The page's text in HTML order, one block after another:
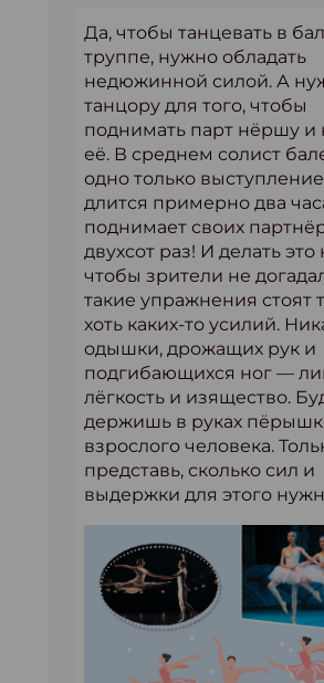
Да, чтобы танцевать в
труппе, нужно обладать
недюжинной силой. А
танцору для того, чтобы
поднимать парт нёршу и
её. В среднем солист
одно только
длится примерно два
поднимает своих
двухсот раз! И делать это
чтобы зрители не
такие упражнения стоят
хоть каких-то усилий.
одышки, дрожащих рук и
подгибающихся ног —
лёгкость и изящество.
держишь в руках
взрослого человека.
представь, сколько сил и
выдержки для этого